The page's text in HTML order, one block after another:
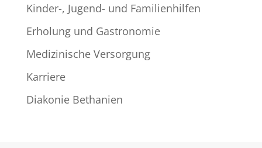
Kinder-, Jugend- und Familienhilfen
Erholung und Gastronomie
Medizinische Versorgung
Karriere
Diakonie Bethanien